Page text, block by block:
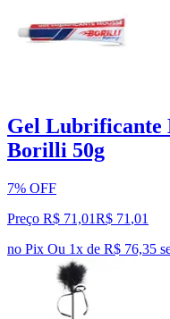
Gel Lubrificante
Borilli 50g
7% OFF
Preço R$ 71,01R$ 71 ,01
no Pix Ou 1x de R$ 76,35